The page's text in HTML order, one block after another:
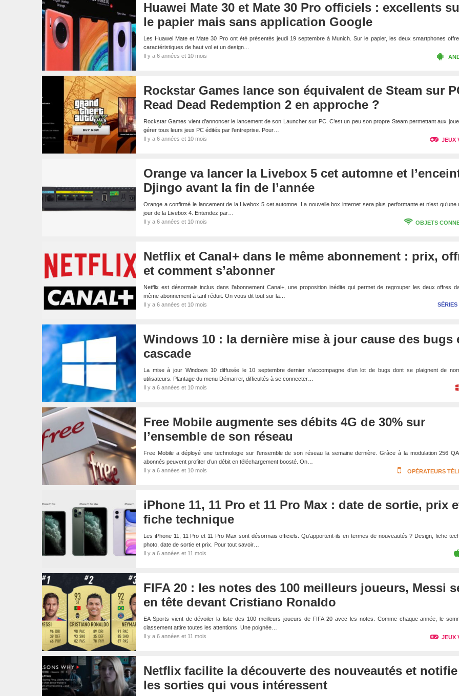
Huawei Mate 30 et Mate 30 Pro officiels : excellents
le papier mais sans application Google
Les Huawei Mate et Mate 30 Pro ont été présentés jeudi 19 septembre à Munich. Sur le papier, les deux smartphones
caractéristiques de haut vol et un design…
Il y a 6 années et 10 mois
Rockstar Games lance son équivalent de Steam sur
Read Dead Redemption 2 en approche ?
Rockstar Games vient d’annoncer le lancement de son Launcher sur PC. C’est un peu son propre Steam permettant aux
gérer tous leurs jeux PC édités par l’entreprise. Pour…
Il y a 6 années et 10 mois
JEUX
Orange va lancer la Livebox 5 cet automne et
Djingo avant la fin de l’année
Orange a confirmé le lancement de la Livebox 5 cet automne. La nouvelle box internet sera plus performante et n’est qu’une
jour de la Livebox 4. Entendez par…
Il y a 6 années et 10 mois
OBJETS
Netflix et Canal+ dans le même abonnement : prix,
et comment s’abonner
Netflix est désormais inclus dans l’abonnement Canal+, une proposition inédite qui permet de regrouper les deux offres
même abonnement à tarif réduit. On vous dit tout sur la…
Il y a 6 années et 10 mois
SÉRIES
Windows 10 : la dernière mise à jour cause des bugs
cascade
La mise à jour Windows 10 diffusée le 10 septembre dernier s’accompagne d’un lot de bugs dont se plaignent de
utilisateurs. Plantage du menu Démarrer, difficultés à se connecter…
Il y a 6 années et 10 mois
Free Mobile augmente ses débits 4G de 30% sur
l’ensemble de son réseau
Free Mobile a déployé une technologie sur l’ensemble de son réseau la semaine dernière. Grâce à la modulation 256
abonnés peuvent profiter d’un débit en téléchargement boosté. On…
Il y a 6 années et 10 mois
OPÉRATEURS
iPhone 11, 11 Pro et 11 Pro Max : date de sortie, prix
fiche technique
Les iPhone 11, 11 Pro et 11 Pro Max sont désormais officiels. Qu’apportent-ils en termes de nouveautés ? Design, fiche
photo, date de sortie et prix. Pour tout savoir…
Il y a 6 années et 11 mois
FIFA 20 : les notes des 100 meilleurs joueurs, Messi
en tête devant Cristiano Ronaldo
EA Sports vient de dévoiler la liste des 100 meilleurs joueurs de FIFA 20 avec les notes. Comme chaque année, le
classement attire toutes les attentions. Une poignée…
Il y a 6 années et 11 mois
JEUX
Netflix facilite la découverte des nouveautés et notifie
les sorties qui vous intéressent